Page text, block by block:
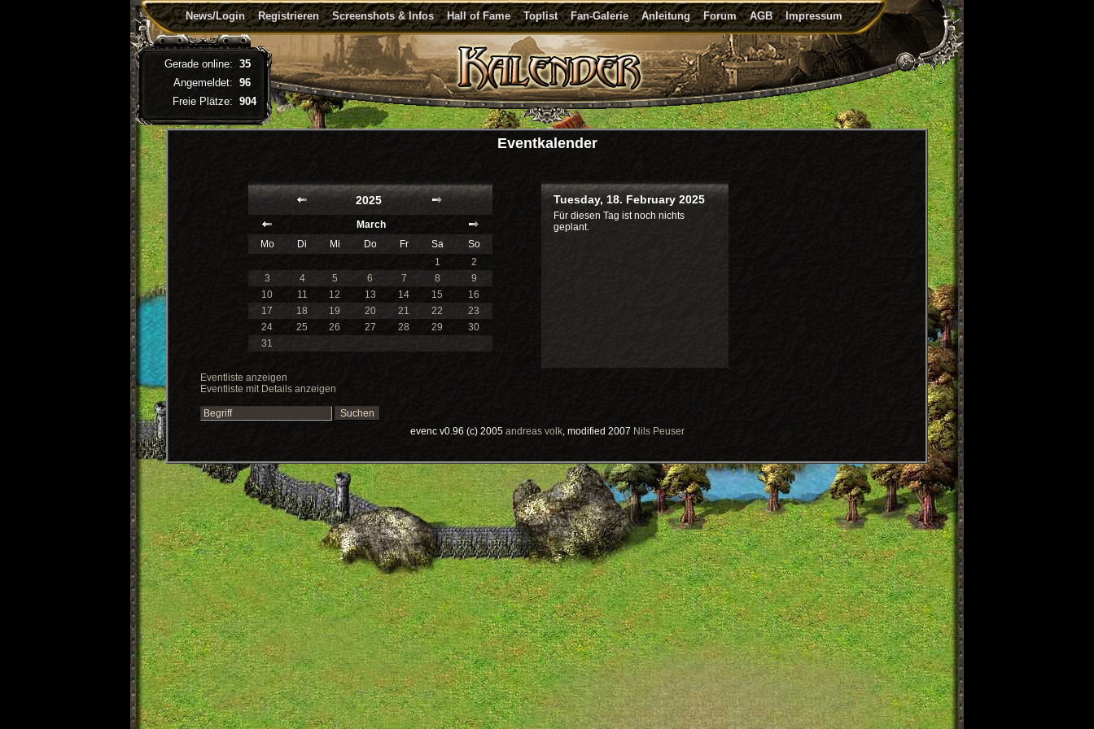
News/Login Registrieren Screenshots & Infos Hall of Fame Toplist Fan-Galerie Anleitung Forum AGB Impressum
Eventkalender
2025
March
Mo
Di Mi Do Fr Sa
So
1
2
3
4 5 6 7 8
9
10
11 12 13 14 15
16
17
18 19 20 21 22
23
24
25 26 27 28 29
30
31
Eventliste anzeigen
Eventliste mit Details anzeigen
Tuesday, 18. February 2025
Für diesen Tag ist noch nichts
geplant.
evenc v0.96 (c) 2005 andreas volk, modified 2007 Nils Peuser
Gerade online: 35
Angemeldet: 96
Freie Plätze: 904